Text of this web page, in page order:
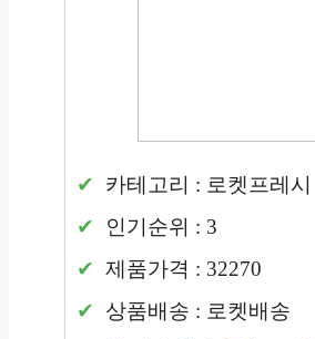
카테고리 : 로켓프레시
인기순위 : 3
제품가격 : 32270
상품배송 : 로켓배송